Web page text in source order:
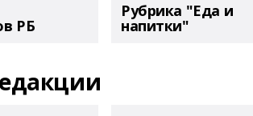
РБ
Рубрика "Еда и
напитки"